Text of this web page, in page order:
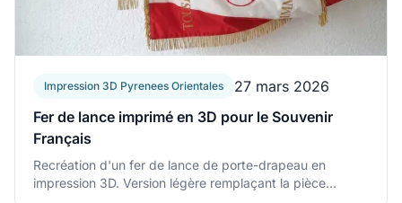
Impression 3D Pyrenees Orientales
27 mars 2026
Fer de lance imprimé en 3D pour le Souvenir
Français
Recréation d'un fer de lance de porte-drapeau en
impression 3D. Version légère remplaçant la pièce